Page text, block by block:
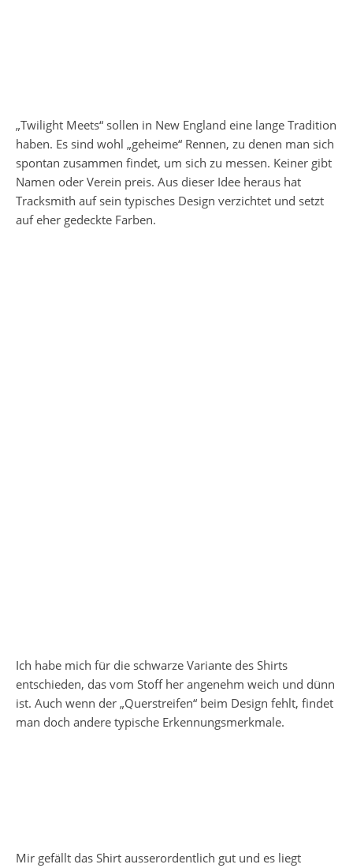
„Twilight Meets“ sollen in New England eine lange Tradition
haben. Es sind wohl „geheime“ Rennen, zu denen man sich
spontan zusammen findet, um sich zu messen. Keiner gibt
Namen oder Verein preis. Aus dieser Idee heraus hat
Tracksmith auf sein typisches Design verzichtet und setzt
auf eher gedeckte Farben.
Ich habe mich für die schwarze Variante des Shirts
entschieden, das vom Stoff her angenehm weich und dünn
ist. Auch wenn der „Querstreifen“ beim Design fehlt, findet
man doch andere typische Erkennungsmerkmale.
Mir gefällt das Shirt ausserordentlich gut und es liegt